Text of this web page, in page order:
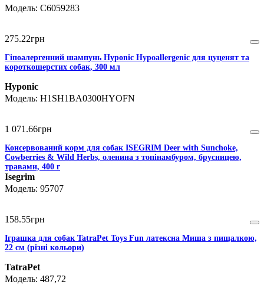
C6059283
275.22грн
Гіпоалергенний шампунь Hyponic Hypoallergenic для цуценят та
короткошерстих собак, 300 мл
Hyponic
H1SH1BA0300HYOFN
1 071 .66грн
Консервований корм для собак ISEGRIM Deer with Sunchoke,
Cowberries & Wild Herbs, оленина з топінамбуром, брусницею,
травами, 400 г
Isegrim
95707
158.55грн
Іграшка для собак TatraPet Toys Fun латексна Миша з пищалкою,
22 см (різні кольори)
TatraPet
487,72